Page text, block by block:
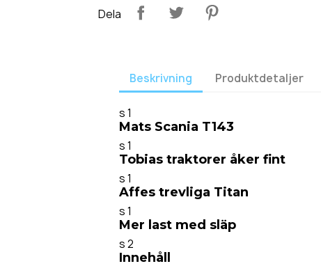
Dela
Beskrivning Produktdetaljer
s 1
Mats Scania T143
s 1
Tobias traktorer åker fint
s 1
Affes trevliga Titan
s 1
Mer last med släp
s 2
Innehåll